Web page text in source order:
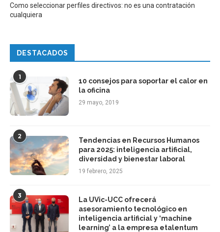
Como seleccionar perfiles directivos: no es una contratación
cualquiera
DESTACADOS
1
10 consejos para soportar el calor en
la oficina
29 mayo, 2019
2
Tendencias en Recursos Humanos
para 2025: inteligencia artificial,
diversidad y bienestar laboral
19 febrero, 2025
3
La UVic-UCC ofrecerá
asesoramiento tecnológico en
inteligencia artificial y ‘machine
learning’ a la empresa etalentum